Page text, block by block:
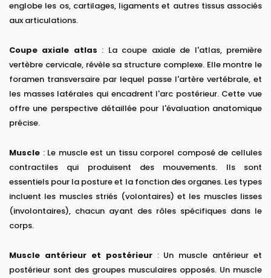
englobe les os, cartilages, ligaments et autres tissus associés
aux articulations.
Coupe axiale atlas : La coupe axiale de l'atlas, première
vertèbre cervicale, révèle sa structure complexe. Elle montre le
foramen transversaire par lequel passe l'artère vertébrale, et
les masses latérales qui encadrent l'arc postérieur. Cette vue
offre une perspective détaillée pour l'évaluation anatomique
précise.
Muscle : Le muscle est un tissu corporel composé de cellules
contractiles qui produisent des mouvements. Ils sont
essentiels pour la posture et la fonction des organes. Les types
incluent les muscles striés (volontaires) et les muscles lisses
(involontaires), chacun ayant des rôles spécifiques dans le
corps.
Muscle antérieur et postérieur: Un muscle antérieur et
postérieur sont des groupes musculaires opposés. Un muscle